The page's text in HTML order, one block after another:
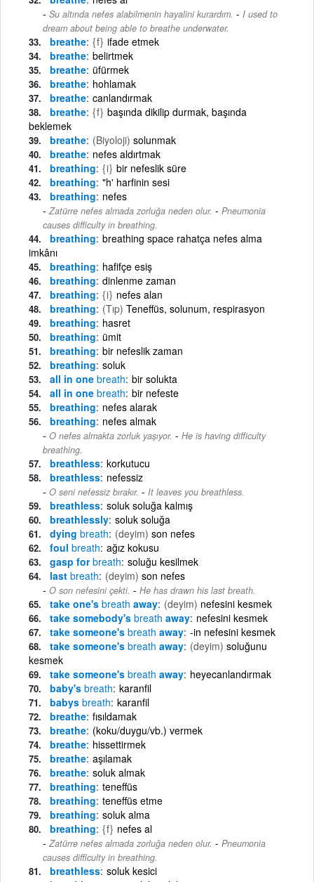
Su altında nefes alabilmenin hayalini kurardım. - I used to
dream about being able to breathe underwater.
breathe {f} ifade etmek
breathe belirtmek
breathe üfürmek
breathe hohlamak
breathe canlandırmak
breathe {f} başında dikilip durmak, başında
beklemek
breathe (Biyoloji) solunmak
breathe nefes aldırtmak
breathing {i} bir nefeslik süre
breathing "h' harfinin sesi
breathing nefes
Zatürre nefes almada zorluğa neden olur. - Pneumonia
causes difficulty in breathing.
breathing breathing space rahatça nefes alma
imkânı
breathing hafifçe esiş
breathing dinlenme zaman
breathing {i} nefes alan
breathing (Tıp) Teneffüs, solunum, respirasyon
breathing hasret
breathing ümit
breathing bir nefeslik zaman
breathing soluk
all in one breath bir solukta
all in one breath bir nefeste
breathing nefes alarak
breathing nefes almak
O nefes almakta zorluk yaşıyor. - He is having difficulty
breathing.
breathless korkutucu
breathless nefessiz
O seni nefessiz bırakır. - It leaves you breathless.
breathless soluk soluğa kalmış
breathlessly soluk soluğa
dying breath (deyim) son nefes
foul breath ağız kokusu
gasp forbreath soluğu kesilmek
last breath (deyim) son nefes
O son nefesini çekti. - He has drawn his last breath.
take one's breath away (deyim) nefesini kesmek
take somebody's breath away nefesini kesmek
take someone's breath away -in nefesini kesmek
take someone's breath away (deyim) soluğunu
kesmek
take someone's breath away heyecanlandırmak
baby's breath karanfil
babys breath karanfil
breathe fısıldamak
breathe (koku/duygu/vb.) vermek
breathe hissettirmek
breathe aşılamak
breathe soluk almak
breathing teneffüs
breathing teneffüs etme
breathing soluk alma
breathing {f} nefes al
Zatürre nefes almada zorluğa neden olur. - Pneumonia
causes difficulty in breathing.
breathless soluk kesici